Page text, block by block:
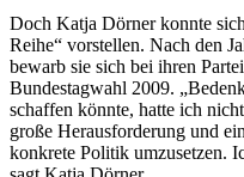
Doch Katja Dörner konnte
Reihe“ vorstellen. Nach den
bewarb sie sich bei ihren
Bundestagwahl 2009.
schaffen könnte, hatte ich
große Herausforderung und
konkrete Politik umzusetzen.